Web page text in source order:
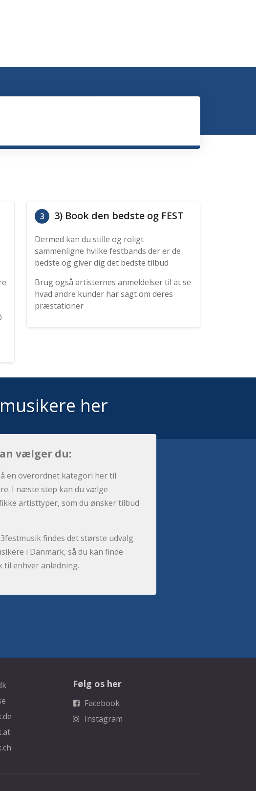
3 3) Book den bedste og FEST
Dermed kan du stille og roligt
sammenligne hvilke festbands der er de
bedste og giver dig det bedste tilbud
Brug også artisternes anmeldelser til at se
hvad andre kunder har sagt om deres
præstationer
her
vælger du:
en overordnet kategori her til
I næste step kan du vælge
artisttyper, som du ønsker tilbud
findes det største udvalg
i Danmark, så du kan finde
til enhver anledning.
Følg os her
Facebook
Instagram